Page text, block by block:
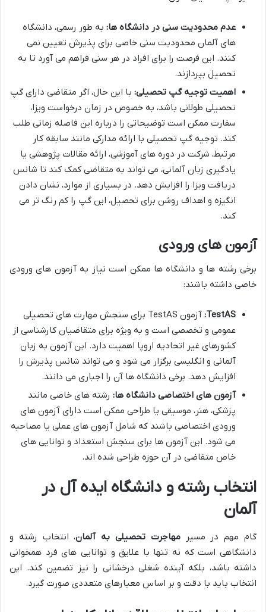
عدم محدودیت سنی در دانشگاه ها: به طور رسمی، دانشگاه
های آلمان محدودیت سنی خاصی برای پذیرش تعیین نمی
کنند. این فرصت را برای افراد در هر سنی فراهم می آورد تا به
تحصیل بپردازند.
اهمیت توجیه گپ تحصیلی: با این حال، اگر متقاضی دارای گپ
تحصیلی طولانی باشد، به خصوص در زمان درخواست ویزا،
سفارت ممکن است توضیحاتی را درباره این فاصله زمانی طلب
کند. توجیه گپ تحصیلی با ارائه مدارکی مانند سابقه کار
مرتبط، شرکت در دوره های آموزشی، ارائه مقالات پژوهشی یا
یادگیری زبان آلمانی، می تواند به متقاضی کمک کند تا شانس
دریافت ویزا را افزایش دهد. در بسیاری از موارد، نشان دادن
انگیزه و اهداف روشن برای تحصیل، این گپ را کم رنگ تر می
کند.
آزمون های ورودی
برخی رشته ها و دانشگاه ها ممکن است نیاز به آزمون های ورودی
خاصی داشته باشند:
TestAS:
آزمون TestAS برای سنجش مهارت های تحصیلی
عمومی و تخصصی است و به ویژه برای متقاضیان کارشناسی از
کشورهای غیر اتحادیه اروپا اهمیت دارد. این آزمون به زبان
آلمانی و انگلیسی برگزار می شود و می تواند شانس پذیرش را
افزایش دهد. برخی دانشگاه ها آن را اجباری می دانند.
آزمون های اختصاصی دانشگاه ها: رشته های خاصی مانند
پزشکی، هنر، موسیقی یا طراحی ممکن است دارای آزمون های
ورودی اختصاصی باشند که شامل آزمون های عملی یا مصاحبه
می شود. این آزمون ها برای سنجش استعداد و توانایی های
خاص متقاضی در آن حوزه طراحی شده اند.
انتخاب رشته و دانشگاه ایده آل در
آلمان
گام مهم در مسیرمهاجرت تحصیلی به آلمان، انتخاب رشته و
دانشگاهی است که نه تنها با علایق و توانایی های فرد همخوانی
داشته باشد، بلکه آینده شغلی درخشانی را نیز تضمین کند. این
انتخاب باید با دقت و بر اساس معیارهای متعددی صورت گیرد.